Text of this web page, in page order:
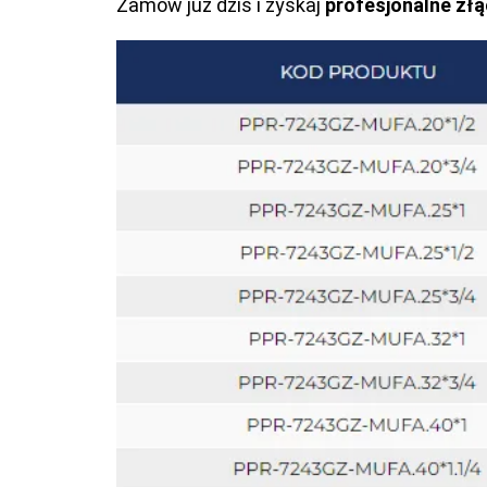
Zamów już dziś i zyskaj profesjonalne